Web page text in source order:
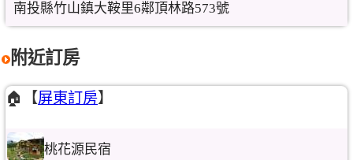
南投縣竹山鎮大鞍里6鄰頂林路573號
附近訂房
🏠【屏東訂房】
桃花源民宿